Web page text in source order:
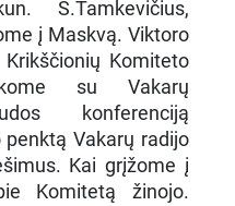
S.Tamkevičius,
į Maskvą. Viktoro
Komiteto
su Vakarų
konferenciją
Vakarų radijo
Kai grįžome į
Komitetą žinojo.